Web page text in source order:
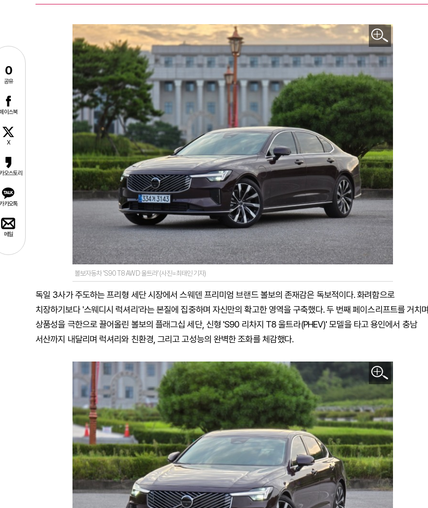
0
공유
이스북
X
오스토리
카오톡
메일
볼보자동차 'S90 T8 AWD 울트라' (사진=최태인 기자)
독일 3사가 주도하는 프리형 세단 시장에서 스웨덴 프리미엄 브랜드 볼보의 존재감은 독보적이다. 화려함으로
치장하기보다 '스웨디시 럭셔리'라는 본질에 집중하며 자신만의 확고한 영역을 구축했다. 두 번째 페이스리프트를 거치며
상품성을 극한으로 끌어올린 볼보의 플래그십 세단, 신형 'S90 리차지 T8 울트라(PHEV)' 모델을 타고 용인에서 충남
서산까지 내달리며 럭셔리와 친환경, 그리고 고성능의 완벽한 조화를 체감했다.